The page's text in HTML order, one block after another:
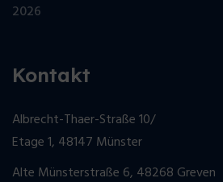
2026
Kontakt
Albrecht-Thaer-Straße 10/
Etage 1, 48147 Münster
Alte Münsterstraße 6, 48268 Greven